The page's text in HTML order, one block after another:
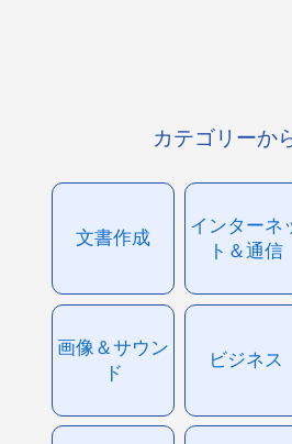
カテゴリーか
文書作成
インターネ
ト＆通信
画像＆サウン
ド
ビジネス